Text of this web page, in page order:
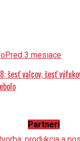
Pred 3 mesiace
šesť valcov, šesť
Partneri